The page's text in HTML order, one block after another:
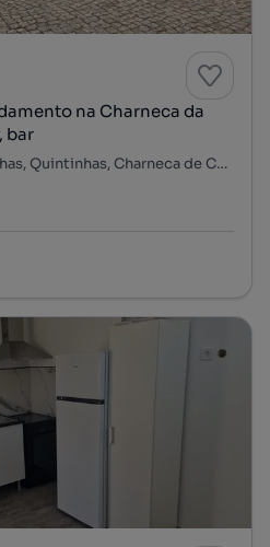
na Charneca da
bar
Rua do Alentejo - Quintinhas, Quintinhas, Charneca de Caparica e Sobreda, Almada, Setúbal